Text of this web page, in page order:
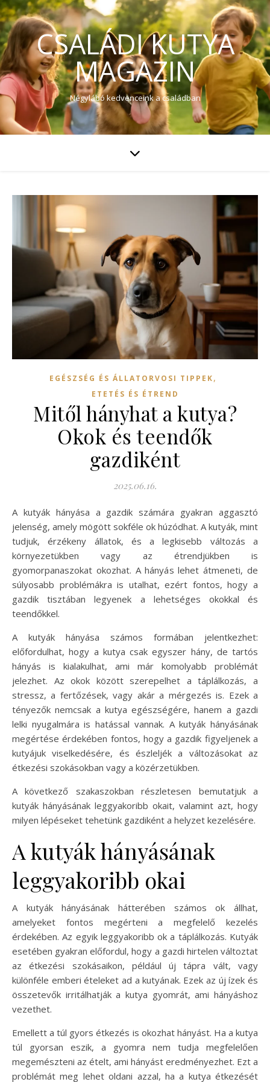
CSALÁDI KUTYA
MAGAZIN
Négylábó kedvenceink a családban
EGÉSZSÉG ÉS ÁLLATORVOSI TIPPEK,
ETETÉS ÉS ÉTREND
Mitől hányhat a kutya?
Okok és teendők
gazdiként
2025.06.16.
A kutyák hányása a gazdik számára gyakran aggasztó
jelenség, amely mögött sokféle ok húzódhat. A kutyák, mint
tudjuk, érzékeny állatok, és a legkisebb változás a
környezetükben vagy az étrendjükben is
gyomorpanaszokat okozhat. A hányás lehet átmeneti, de
súlyosabb problémákra is utalhat, ezért fontos, hogy a
gazdik tisztában legyenek a lehetséges okokkal és
teendőkkel.
A kutyák hányása számos formában jelentkezhet:
előfordulhat, hogy a kutya csak egyszer hány, de tartós
hányás is kialakulhat, ami már komolyabb problémát
jelezhet. Az okok között szerepelhet a táplálkozás, a
stressz, a fertőzések, vagy akár a mérgezés is. Ezek a
tényezők nemcsak a kutya egészségére, hanem a gazdi
lelki nyugalmára is hatással vannak. A kutyák hányásának
megértése érdekében fontos, hogy a gazdik figyeljenek a
kutyájuk viselkedésére, és észleljék a változásokat az
étkezési szokásokban vagy a közérzetükben.
A következő szakaszokban részletesen bemutatjuk a
kutyák hányásának leggyakoribb okait, valamint azt, hogy
milyen lépéseket tehetünk gazdiként a helyzet kezelésére.
A kutyák hányásának
leggyakoribb okai
A kutyák hányásának hátterében számos ok állhat,
amelyeket fontos megérteni a megfelelő kezelés
érdekében. Az egyik leggyakoribb ok a táplálkozás. Kutyák
esetében gyakran előfordul, hogy a gazdi hirtelen változtat
az étkezési szokásaikon, például új tápra vált, vagy
különféle emberi ételeket ad a kutyának. Ezek az új ízek és
összetevők irritálhatják a kutya gyomrát, ami hányáshoz
vezethet.
Emellett a túl gyors étkezés is okozhat hányást. Ha a kutya
túl gyorsan eszik, a gyomra nem tudja megfelelően
megemészteni az ételt, ami hányást eredményezhet. Ezt a
problémát meg lehet oldani azzal, ha a kutya étkezését